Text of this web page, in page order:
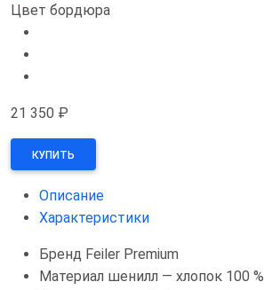
Цвет бордюра
21 350 ₽
КУПИТЬ
Описание
Характеристики
Бренд Feiler Premium
Материал шенилл — хлопок 100 %